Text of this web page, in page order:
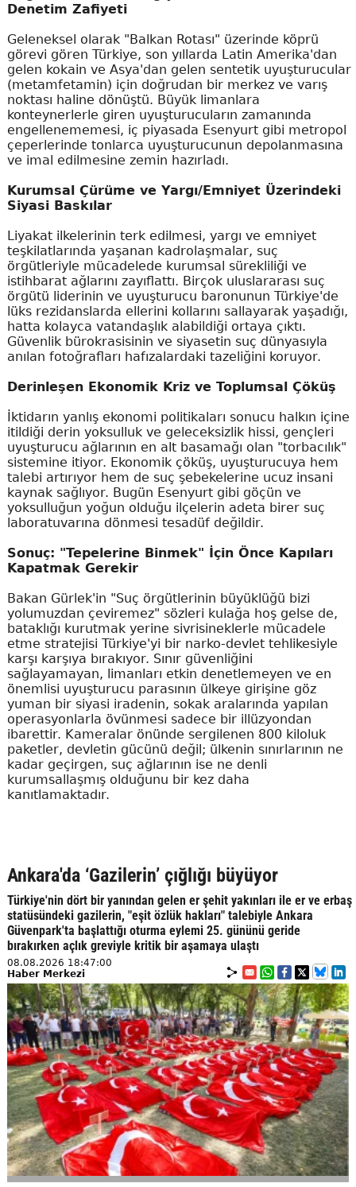
Denetim Zafiyeti
Geleneksel olarak "Balkan Rotası" üzerinde köprü
görevi gören Türkiye, son yıllarda Latin Amerika'dan
gelen kokain ve Asya'dan gelen sentetik uyuşturucular
(metamfetamin) için doğrudan bir merkez ve varış
noktası haline dönüştü. Büyük limanlara
konteynerlerle giren uyuşturucuların zamanında
engellenememesi, iç piyasada Esenyurt gibi metropol
çeperlerinde tonlarca uyuşturucunun depolanmasına
ve imal edilmesine zemin hazırladı.
Kurumsal Çürüme ve Yargı/Emniyet Üzerindeki
Siyasi Baskılar
Liyakat ilkelerinin terk edilmesi, yargı ve emniyet
teşkilatlarında yaşanan kadrolaşmalar, suç
örgütleriyle mücadelede kurumsal sürekliliği ve
istihbarat ağlarını zayıflattı. Birçok uluslararası suç
örgütü liderinin ve uyuşturucu baronunun Türkiye'de
lüks rezidanslarda ellerini kollarını sallayarak yaşadığı,
hatta kolayca vatandaşlık alabildiği ortaya çıktı.
Güvenlik bürokrasisinin ve siyasetin suç dünyasıyla
anılan fotoğrafları hafızalardaki tazeliğini koruyor.
Derinleşen Ekonomik Kriz ve Toplumsal Çöküş
İktidarın yanlış ekonomi politikaları sonucu halkın içine
itildiği derin yoksulluk ve geleceksizlik hissi, gençleri
uyuşturucu ağlarının en alt basamağı olan "torbacılık"
sistemine itiyor. Ekonomik çöküş, uyuşturucuya hem
talebi artırıyor hem de suç şebekelerine ucuz insani
kaynak sağlıyor. Bugün Esenyurt gibi göçün ve
yoksulluğun yoğun olduğu ilçelerin adeta birer suç
laboratuvarına dönmesi tesadüf değildir.
Sonuç: "Tepelerine Binmek" İçin Önce Kapıları
Kapatmak Gerekir
Bakan Gürlek'in "Suç örgütlerinin büyüklüğü bizi
yolumuzdan çeviremez" sözleri kulağa hoş gelse de,
bataklığı kurutmak yerine sivrisineklerle mücadele
etme stratejisi Türkiye'yi bir narko-devlet tehlikesiyle
karşı karşıya bırakıyor. Sınır güvenliğini
sağlayamayan, limanları etkin denetlemeyen ve en
önemlisi uyuşturucu parasının ülkeye girişine göz
yuman bir siyasi iradenin, sokak aralarında yapılan
operasyonlarla övünmesi sadece bir illüzyondan
ibarettir. Kameralar önünde sergilenen 800 kiloluk
paketler, devletin gücünü değil; ülkenin sınırlarının ne
kadar geçirgen, suç ağlarının ise ne denli
kurumsallaşmış olduğunu bir kez daha
kanıtlamaktadır.
Ankara'da ‘Gazilerin’ çığlığı büyüyor
Türkiye'nin dört bir yanından gelen er şehit yakınları ile er ve erbaş
statüsündeki gazilerin, "eşit özlük hakları" talebiyle Ankara
Güvenpark'ta başlattığı oturma eylemi 25. gününü geride
bırakırken açlık greviyle kritik bir aşamaya ulaştı
08.08.2026 18:47:00
Haber Merkezi